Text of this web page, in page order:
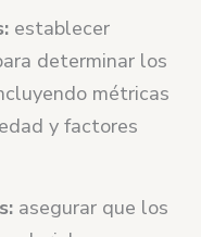
establecer
determinar los
métricas
y factores
asegurar que los